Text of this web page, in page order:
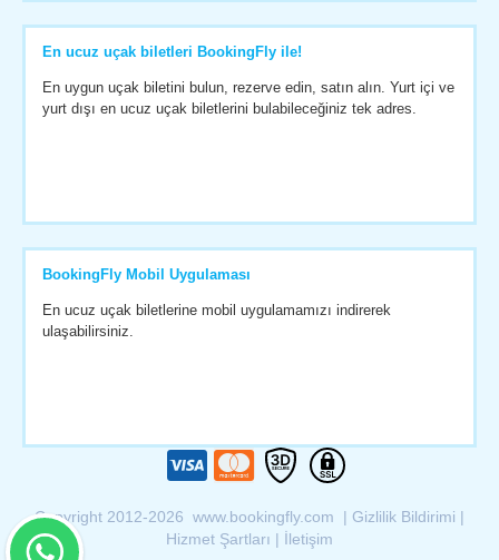
En ucuz uçak biletleri BookingFly ile!
En uygun uçak biletini bulun, rezerve edin, satın alın. Yurt içi ve
yurt dışı en ucuz uçak biletlerini bulabileceğiniz tek adres.
BookingFly Mobil Uygulaması
En ucuz uçak biletlerine mobil uygulamamızı indirerek
ulaşabilirsiniz.
Copyright 2012-2026 www.bookingfly.com | Gizlilik Bildirimi |
Hizmet Şartları | İletişim